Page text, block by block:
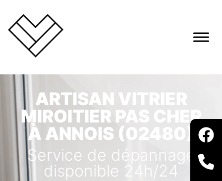
ARTISAN VITRIER
MIROITIER PAS CHER
À ANNOIS (02480)
Service de dépannage
disponible 24h/24